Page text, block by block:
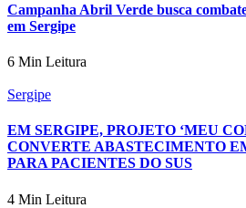
Campanha Abril Verde busca
em Sergipe
6 Min Leitura
Sergipe
EM SERGIPE, PROJETO ‘MEU
CONVERTE ABASTECIMENTO
PARA PACIENTES DO SUS
4 Min Leitura